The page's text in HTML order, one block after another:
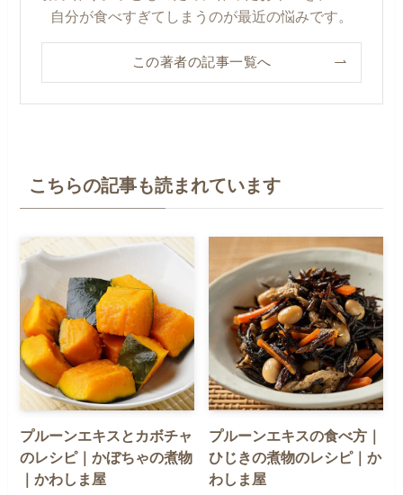
自分が食べすぎてしまうのが最近の悩みです。
この著者の記事一覧へ
こちらの記事も読まれています
プルーンエキスとカボチャ
のレシピ｜かぼちゃの煮物
｜かわしま屋
プルーンエキスの食べ方｜
ひじきの煮物のレシピ｜か
わしま屋